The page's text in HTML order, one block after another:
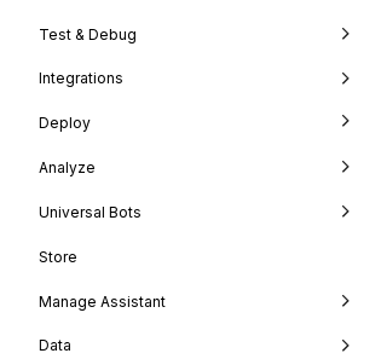
Test & Debug
Integrations
Deploy
Analyze
Universal Bots
Store
Manage Assistant
Data